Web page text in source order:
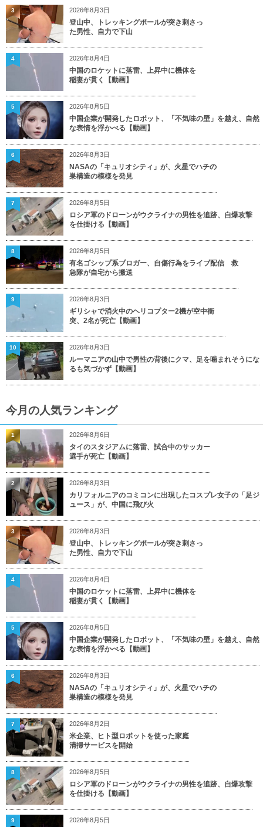
2026年8月3日
登山中、トレッキングポールが突き刺さっ
た男性、自力で下山
3
2026年8月4日
中国のロケットに落雷、上昇中に機体を
稲妻が貫く【動画】
4
2026年8月5日
中国企業が開発したロボット、「不気味の壁」を越え、自然
な表情を浮かべる【動画】
5
2026年8月3日
NASAの「キュリオシティ」が、火星でハチの
巣構造の模様を発見
6
2026年8月5日
ロシア軍のドローンがウクライナの男性を追跡、自爆攻撃
を仕掛ける【動画】
7
2026年8月5日
有名ゴシップ系ブロガー、自傷行為をライブ配信 救
急隊が自宅から搬送
8
2026年8月3日
ギリシャで消火中のヘリコプター2機が空中衝
突、2名が死亡【動画】
9
2026年8月3日
ルーマニアの山中で男性の背後にクマ、足を噛まれそうにな
るも気づかず【動画】
10
今月の人気ランキング
2026年8月6日
タイのスタジアムに落雷、試合中のサッカー
選手が死亡【動画】
1
2026年8月3日
カリフォルニアのコミコンに出現したコスプレ女子の「足ジ
ュース」が、中国に飛び火
2
2026年8月3日
登山中、トレッキングポールが突き刺さっ
た男性、自力で下山
3
2026年8月4日
中国のロケットに落雷、上昇中に機体を
稲妻が貫く【動画】
4
2026年8月5日
中国企業が開発したロボット、「不気味の壁」を越え、自然
な表情を浮かべる【動画】
5
2026年8月3日
NASAの「キュリオシティ」が、火星でハチの
巣構造の模様を発見
6
2026年8月2日
米企業、ヒト型ロボットを使った家庭
清掃サービスを開始
7
2026年8月5日
ロシア軍のドローンがウクライナの男性を追跡、自爆攻撃
を仕掛ける【動画】
8
2026年8月5日
9